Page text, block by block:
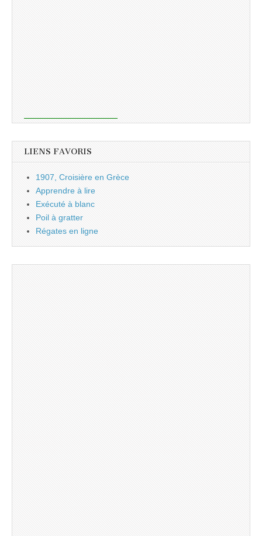
LIENS FAVORIS
1907, Croisière en Grèce
Apprendre à lire
Exécuté à blanc
Poil à gratter
Régates en ligne